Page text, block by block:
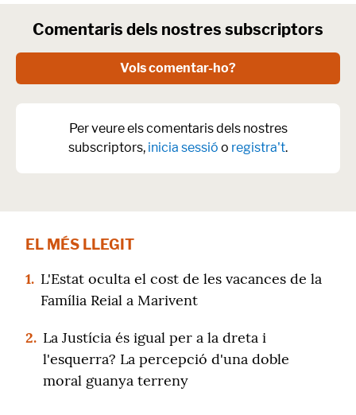
Comentaris dels nostres subscriptors
Vols comentar-ho?
Per veure els comentaris dels nostres
subscriptors, inicia sessió o registra't.
EL MÉS LLEGIT
1. L'Estat oculta el cost de les vacances de la
Família Reial a Marivent
2. La Justícia és igual per a la dreta i
l'esquerra? La percepció d'una doble
moral guanya terreny